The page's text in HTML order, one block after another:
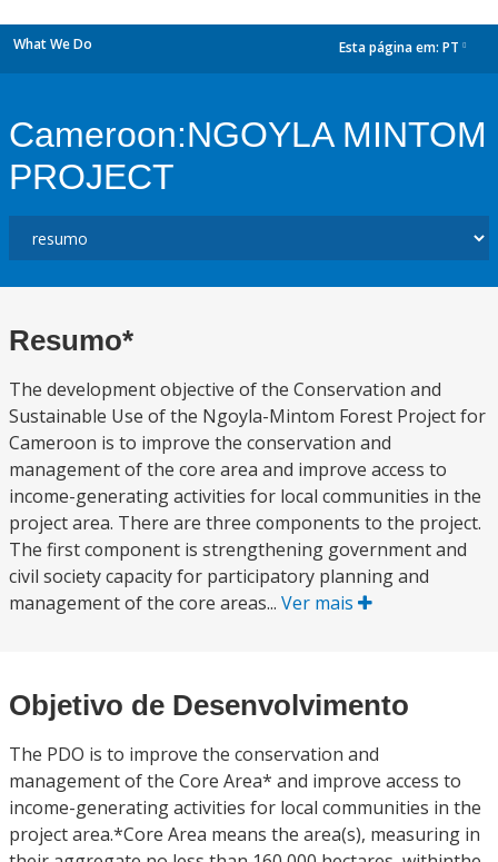
What We Do Esta página em: PT
Cameroon:NGOYLA MINTOM
PROJECT
Resumo*
The development objective of the Conservation and
Sustainable Use of the Ngoyla-Mintom Forest Project for
Cameroon is to improve the conservation and
management of the core area and improve access to
income-generating activities for local communities in the
project area. There are three components to the project.
The first component is strengthening government and
civil society capacity for participatory planning and
management of the core areas... Ver mais
Objetivo de Desenvolvimento
The PDO is to improve the conservation and
management of the Core Area* and improve access to
income-generating activities for local communities in the
project area.*Core Area means the area(s), measuring in